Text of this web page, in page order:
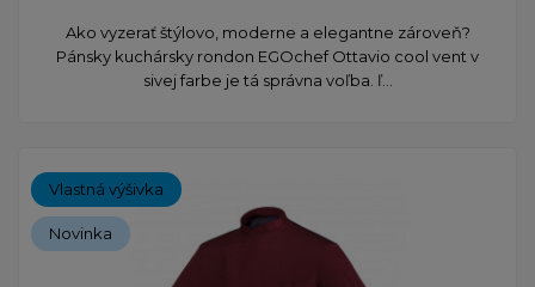
Ako vyzerať štýlovo, moderne a elegantne zároveň?
Pánsky kuchársky rondon EGOchef Ottavio cool vent v
sivej farbe je tá správna voľba. ľ...
Vlastná výšivka
Novinka